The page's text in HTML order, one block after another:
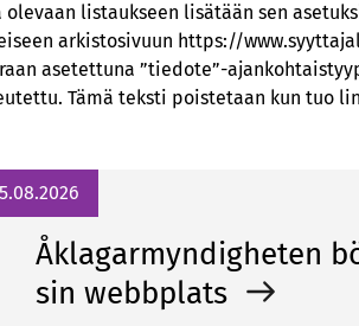
olevaan listaukseen lisätään sen
arkistosivuun https://
asetettuna ”tiedote”-
Tämä teksti poistetaan kun tuo
Åklagarmyndigheten
sin webbplats